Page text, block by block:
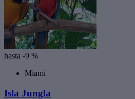
hasta -9 %
Miami
Isla Jungla